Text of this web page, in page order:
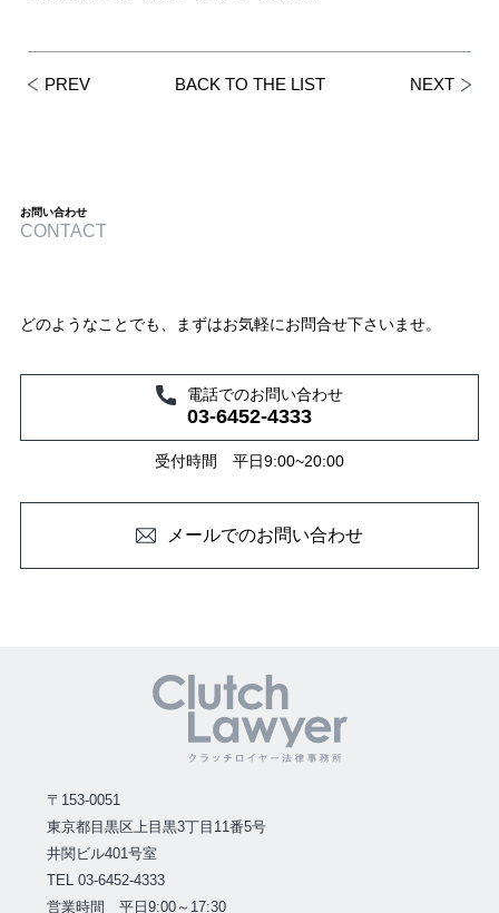
PREV BACK TO THE LIST NEXT
お問い合わせ
CONTACT
どのようなことでも、まずはお気軽にお問合せ下さいませ。
電話でのお問い合わせ
03-6452-4333
受付時間 平日9:00~20:00
メールでのお問い合わせ
〒153-0051
東京都目黒区上目黒3丁目11番5号
井関ビル401号室
TEL 03-6452-4333
営業時間 平日9:00～17:30